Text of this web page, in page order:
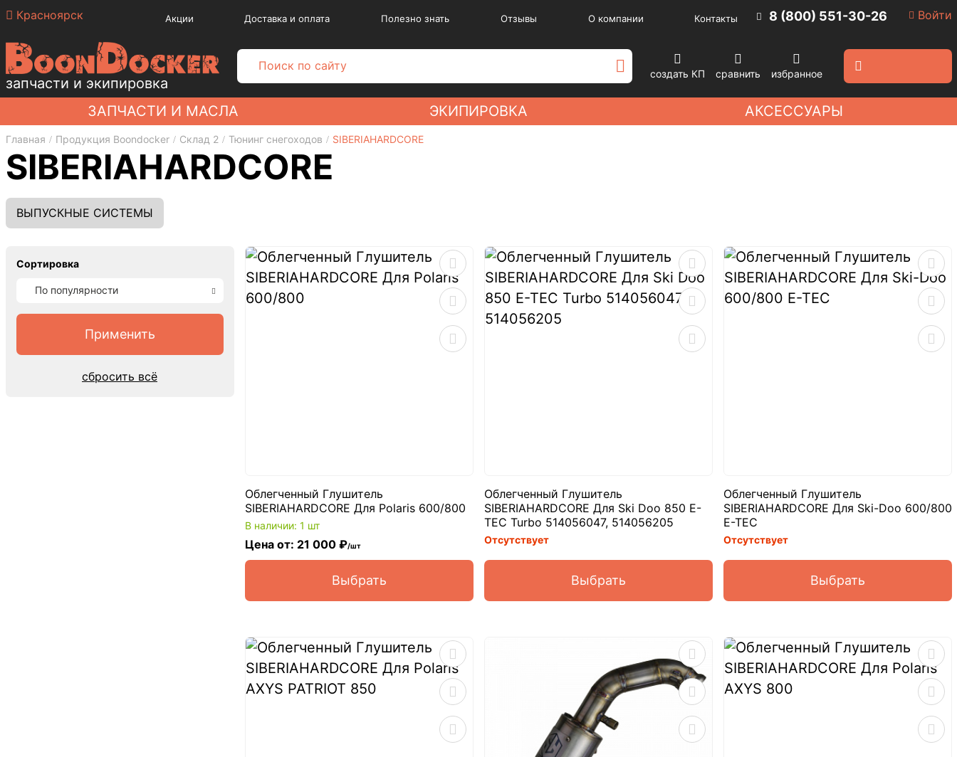
Красноярск Акции Доставка и оплата Полезно знать Отзывы О компании Контакты 8 (800) 551-30-26 Войти
запчасти и экипировка
создать КП сравнить избранное
ЗАПЧАСТИ И МАСЛА ЭКИПИРОВКА АКСЕССУАРЫ
Главная Продукция Boondocker Склад 2 Тюнинг снегоходов SIBERIAHARDCORE
SIBERIAHARDCORE
ВЫПУСКНЫЕ СИСТЕМЫ
Сортировка
По популярности
сбросить всё
Облегченный Глушитель
SIBERIAHARDCORE Для Polaris 600/800
В наличии: 1 шт
Цена от: 21 000 ₽/шт
Выбрать
Облегченный Глушитель
SIBERIAHARDCORE Для Ski Doo 850 E-
TEC Turbo 514056047, 514056205
Отсутствует
Выбрать
Облегченный Глушитель
SIBERIAHARDCORE Для Ski-Doo 600/800
E-TEC
Отсутствует
Выбрать